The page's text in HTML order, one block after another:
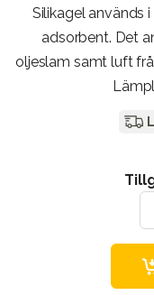
Silikagel används
adsorbent. Det
oljeslam samt luft